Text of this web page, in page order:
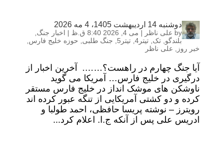
دوشنبه 14 اردیبهشت 1405، 4 مه 2026
by علی ناظر | می 4, 2026 8:40 ق.ظ | اخبار جنگ
بلندگو تک تیتر4 , تیتر5 جنگ طلبی حوزه خلیج فارس
خبر روز
علی ناظر
آیا جنگ چهارم در راهست؟……. آخرین اخبار از
درگیری در خلیج فارس… آمریکا می گوید
ناوشکن های موشک انداز در خلیج فارس مستقر
کرده و دو کشتی آمریکایی از تنگه عبور کرده اند
رویترز – نوشته پریسا حافظی، احمد طولبا و
ادریس علی پس از آنکه ج.ا. اعلام کرد...